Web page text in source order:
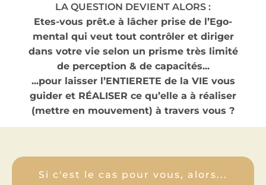
LA QUESTION DEVIENT ALORS :
Etes-vous prêt.e à lâcher prise de l’Ego-
mental qui veut tout contrôler et diriger
dans votre vie selon un prisme très limité
de perception & de capacités...
...pour laisser l’ENTIERETE de la VIE vous
guider et RÉALISER ce qu’elle a à réaliser
(mettre en mouvement) à travers vous ?
Si c'est le cas pour vous, alors...